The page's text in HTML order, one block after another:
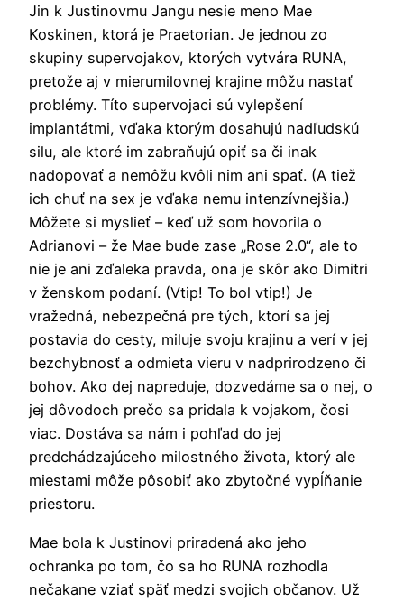
Jin k Justinovmu Jangu nesie meno Mae
Koskinen, ktorá je Praetorian. Je jednou zo
skupiny supervojakov, ktorých vytvára RUNA,
pretože aj v mierumilovnej krajine môžu nastať
problémy. Títo supervojaci sú vylepšení
implantátmi, vďaka ktorým dosahujú nadľudskú
silu, ale ktoré im zabraňujú opiť sa či inak
nadopovať a nemôžu kvôli nim ani spať. (A tiež
ich chuť na sex je vďaka nemu intenzívnejšia.)
Môžete si myslieť – keď už som hovorila o
Adrianovi – že Mae bude zase „Rose 2.0“, ale to
nie je ani zďaleka pravda, ona je skôr ako Dimitri
v ženskom podaní. (Vtip! To bol vtip!) Je
vražedná, nebezpečná pre tých, ktorí sa jej
postavia do cesty, miluje svoju krajinu a verí v jej
bezchybnosť a odmieta vieru v nadprirodzeno či
bohov. Ako dej napreduje, dozvedáme sa o nej, o
jej dôvodoch prečo sa pridala k vojakom, čosi
viac. Dostáva sa nám i pohľad do jej
predchádzajúceho milostného života, ktorý ale
miestami môže pôsobiť ako zbytočné vypĺňanie
priestoru.
Mae bola k Justinovi priradená ako jeho
ochranka po tom, čo sa ho RUNA rozhodla
nečakane vziať späť medzi svojich občanov. Už